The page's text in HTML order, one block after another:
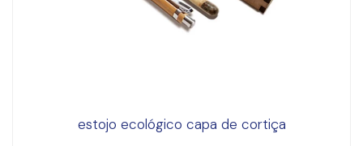
estojo ecológico capa de cortiça